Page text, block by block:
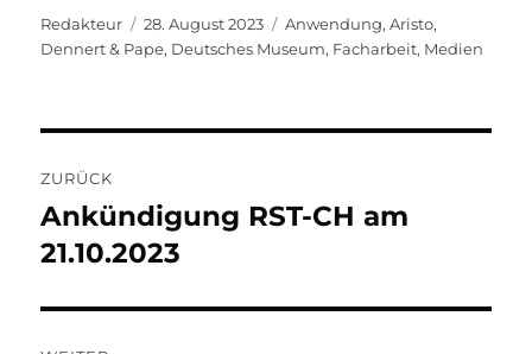
Autor
Redakteur
Veröffentlicht
am
28. August 2023 Kategorien
Anwendung,Aristo,
Dennert & Pape, Deutsches Museum, Facharbeit, Medien
ZURÜCK
Vorheriger
Beitrag:
Ankündigung RST-CH am
21.10.2023